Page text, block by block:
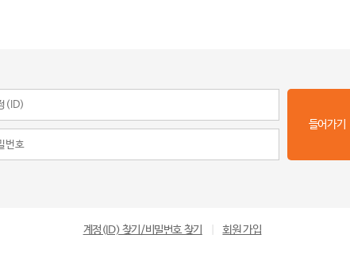
들어가기
계정(ID) 찾기/비밀번호 찾기 회원 가입